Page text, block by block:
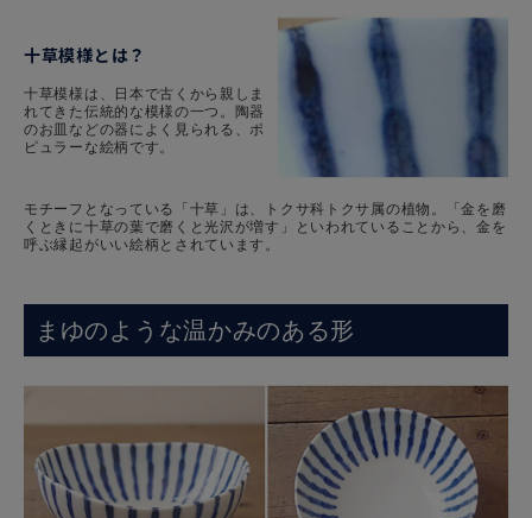
十草模様とは？
十草模様は、日本で古くから親しま
れてきた伝統的な模様の一つ。陶器
のお皿などの器によく見られる、ポ
ピュラーな絵柄です。
モチーフとなっている「十草」は、トクサ科トクサ属の植物。「金を磨
くときに十草の葉で磨くと光沢が増す」といわれていることから、金を
呼ぶ縁起がいい絵柄とされています。
まゆのような温かみのある形